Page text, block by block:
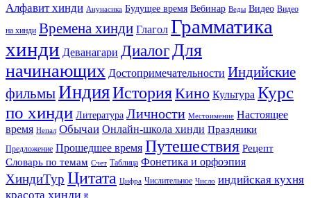
Алфавит хинди Анунасика Будущее время Вебинар Веды Видео Видео
на хинди Времена хинди Глагол Грамматика
хинди Деванагари Диалог Для
начинающих Достопримечательности Индийские
фильмыИндияИсторияКино Культура Курс
по хинди Литература Личности Местоимение Настоящее
время Непал Обычаи Онлайн-школа хинди Праздники
Предложение Прошедшее время Путешествия Рецепт
Словарь по темам Счет Таблица Фонетика и орфоэпия
ХиндиТур Цитата Цифра Числительное Число индийская кухня
красота хинди ह